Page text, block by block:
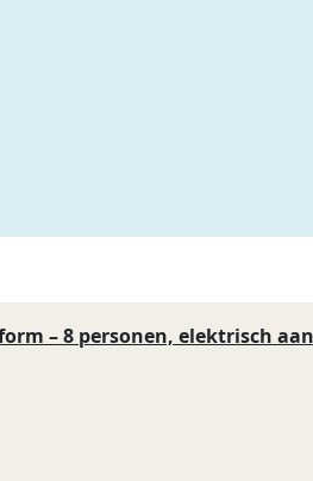
– 8 personen, elektrisch